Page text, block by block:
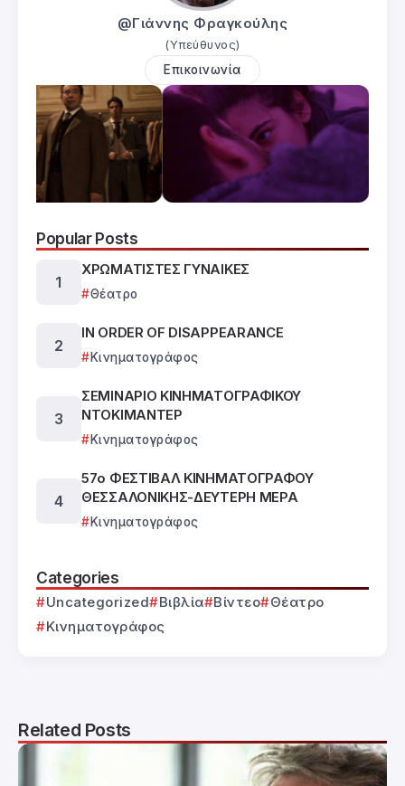
@Γιάννης Φραγκούλης
(Υπεύθυνος)
Επικοινωνία
Popular Posts
ΧΡΩΜΑΤΙΣΤΕΣ ΓΥΝΑΙΚΕΣ
Θέατρο
IN ORDER OF DISAPPEARANCE
Κινηματογράφος
ΣΕΜΙΝΑΡΙΟ ΚΙΝΗΜΑΤΟΓΡΑΦΙΚΟΥ
ΝΤΟΚΙΜΑΝΤΕΡ
Κινηματογράφος
57ο ΦΕΣΤΙΒΑΛ ΚΙΝΗΜΑΤΟΓΡΑΦΟΥ
ΘΕΣΣΑΛΟΝΙΚΗΣ-ΔΕΥΤΕΡΗ ΜΕΡΑ
Κινηματογράφος
Categories
Uncategorized Βιβλία Βίντεο
Θέατρο
Κινηματογράφος
Related Posts